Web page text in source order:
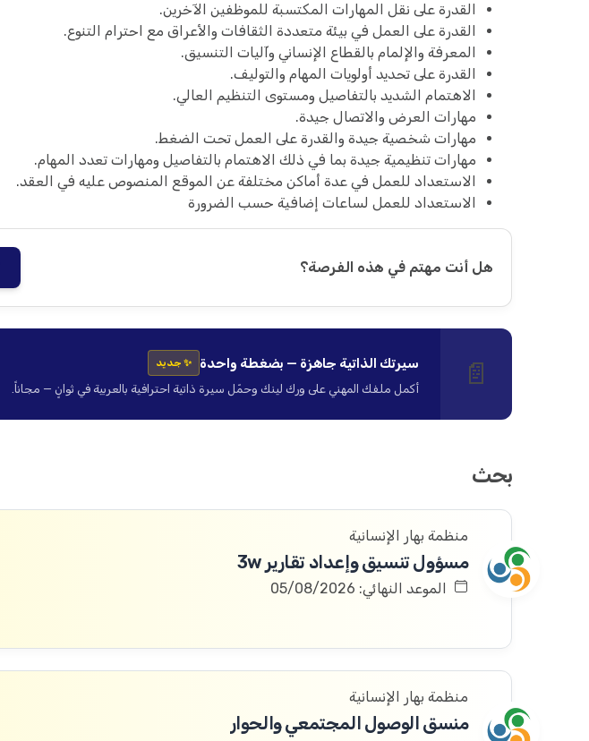
القدرة على نقل المهارات المكتسبة للموظفين الآخرين.
القدرة على العمل في بيئة متعددة الثقافات والأعراق مع احترام التنوع.
المعرفة والإلمام بالقطاع الإنساني وآليات التنسيق.
القدرة على تحديد أولويات المهام والتوليف.
الاهتمام الشديد بالتفاصيل ومستوى التنظيم العالي.
مهارات العرض والاتصال جيدة.
مهارات شخصية جيدة والقدرة على العمل تحت الضغط.
مهارات تنظيمية جيدة بما في ذلك الاهتمام بالتفاصيل ومهارات تعدد المهام.
الاستعداد للعمل في عدة أماكن مختلفة عن الموقع المنصوص عليه في العقد.
الاستعداد للعمل لساعات إضافية حسب الضرورة
هل أنت مهتم في هذه الفرصة؟
📄 سيرتك الذاتية جاهزة — بضغطة واحدة ✨ جديد
أكمل ملفك المهني على ورك لينك وحمّل سيرة ذاتية احترافية بالعربية في ثوانٍ — مجاناً.
بحث
منظمة بهار الإنسانية
مسؤول تنسيق وإعداد تقارير 3w
الموعد النهائي: 05/08/2026
منظمة بهار الإنسانية
منسق الوصول المجتمعي والحوار